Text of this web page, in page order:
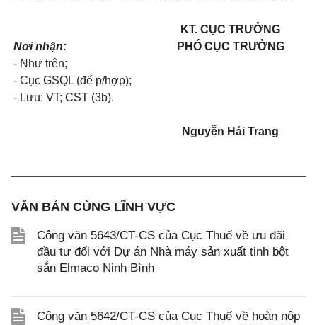
Nơi nhận:
- Như trên;
- Cục GSQL (để p/hợp);
- Lưu: VT; CST (3b).
KT. CỤC TRƯỞNG
PHÓ CỤC TRƯỞNG
Nguyễn Hải Trang
VĂN BẢN CÙNG LĨNH VỰC
Công văn 5643/CT-CS của Cục Thuế về ưu đãi
đầu tư đối với Dự án Nhà máy sản xuất tinh bột
sắn Elmaco Ninh Bình
Công văn 5642/CT-CS của Cục Thuế về hoàn nộp